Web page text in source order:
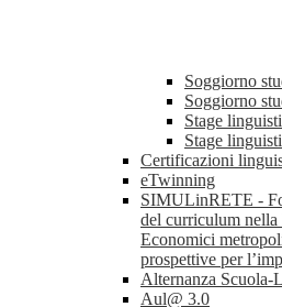
Soggiorno
Soggiorno
Stage
Stage
Certificazioni
eTwinning
SIMULinRETE -
del curriculum
Economici
prospettive per
Alternanza Scuola-
Aul@ 3.0